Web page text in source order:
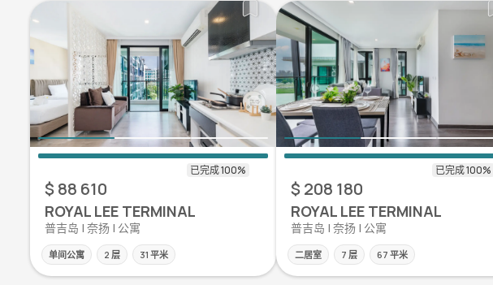
$ 88 610
ROYAL LEE TERMINAL
普吉岛 | 奈扬 | 公寓
单间公寓 2 层 31 平米
$ 208 180
ROYAL LEE TERMINAL
普吉岛 | 奈扬 | 公寓
二居室 7 层 67 平米